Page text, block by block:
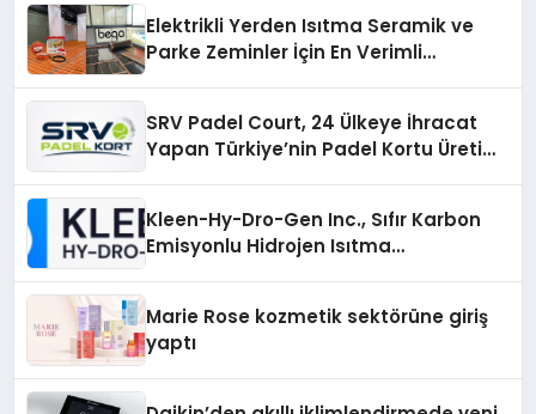
Elektrikli Yerden Isıtma Seramik ve
Parke Zeminler İçin En Verimli
SRV Padel Court, 24 Ülkeye İhracat
Yapan Türkiye’nin Padel Kortu Üretim
Kleen-Hy-Dro-Gen Inc., Sıfır Karbon
Emisyonlu Hidrojen Isıtma
Marie Rose kozmetik sektörüne giriş
yaptı